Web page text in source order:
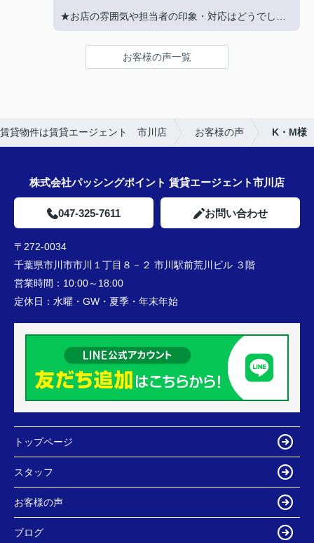
★お店の雰囲気や担当者の印象・対応はどうでした
か？
LINEでのコミュニケーションでやりやすい！
お客様の声一覧
貸物件は賃貸エージェント 市川店 お客様の声 K・M様
株式会社パッシングポイント 賃貸エージェント市川店
047-325-7611 お問い合わせ
〒272-0034
千葉県市川市市川１丁目８－２ 市川駅前荒川ビル ３階
営業時間： 10:00～18:00
定休日： 水曜・GW・夏季・年末年始
トップページ
スタッフ
お客様の声
ブログ